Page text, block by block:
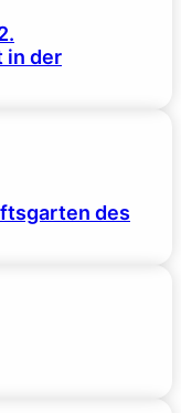
in der
des